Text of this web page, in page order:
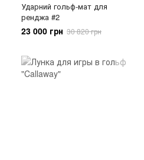
Ударний гольф-мат для
ренджа #2
23 000 грн 30 820 грн